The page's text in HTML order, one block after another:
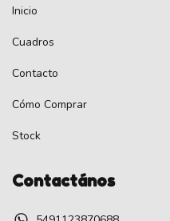
Inicio
Cuadros
Contacto
Cómo Comprar
Stock
Contactános